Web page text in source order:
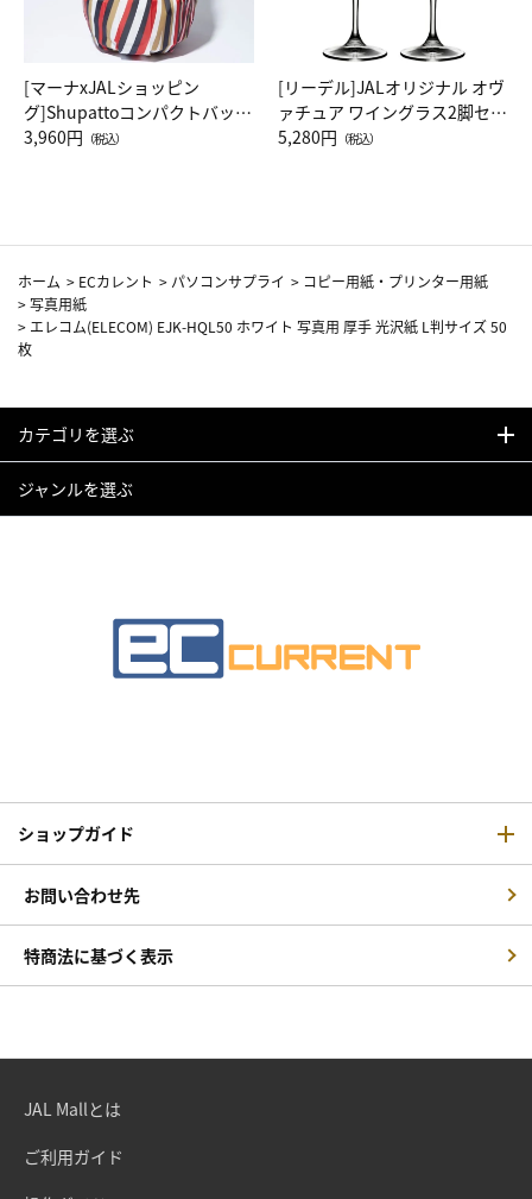
[マーナxJALショッピン
グ]Shupattoコンパクトバッグ
Drop JAL客室乗務員（LC）ス
3,960円 （税込）
[リーデル]JALオリジナル オヴ
ァチュア ワイングラス2脚セッ
ト（レッドワイン）
5,280円 （税込）
ホーム > ECカレント > パソコンサプライ > コピー用紙・プリンター用紙
>写真用紙
> エレコム(ELECOM) EJK-HQL50 ホワイト 写真用 厚手 光沢紙 L判サイズ 50
枚
カテゴリを選ぶ
ジャンルを選ぶ
ショップガイド
お問い合わせ先
特商法に基づく表示
JAL Mallとは
ご利用ガイド